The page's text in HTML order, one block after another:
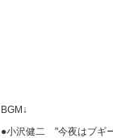
BGM↓
●小沢健二 "今夜はブギ